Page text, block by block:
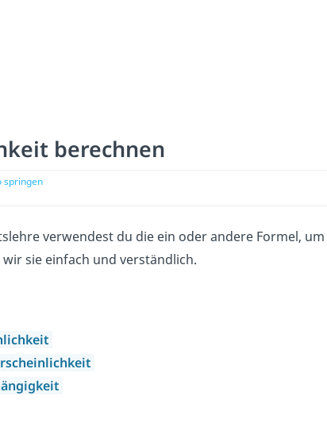
berechnen
springen
verwendest du die ein oder andere Formel, um
sie einfach und verständlich.